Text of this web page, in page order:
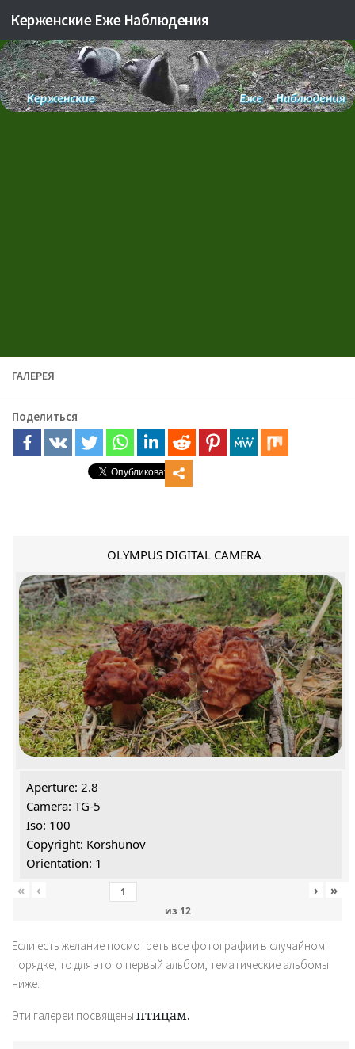
Skip to content
Керженские Еже Наблюдения
ГАЛЕРЕЯ
Поделиться
OLYMPUS DIGITAL CAMERA
Aperture: 2.8
Camera: TG-5
Iso: 100
Copyright: Korshunov
Orientation: 1
«
‹
из 12
› »
Если есть желание посмотреть все фотографии в случайном
порядке, то для этого первый альбом, тематические альбомы
ниже:
Эти галереи посвящены птицам.